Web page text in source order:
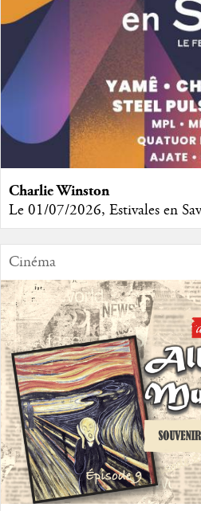
Charlie Winston
Le 01/07/2026, Estivales en
Cinéma